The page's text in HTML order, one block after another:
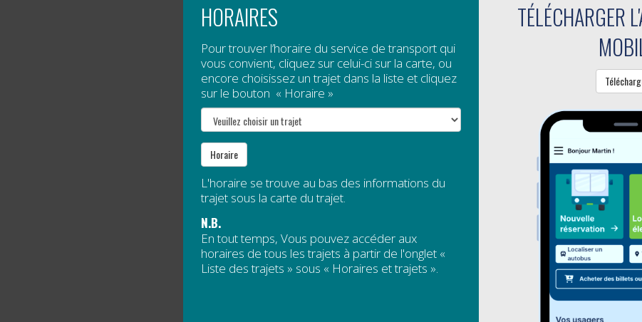
Publié le
Lundi22 mai2017 serafériéà l'occasion de la Journée nationale
Compte tenu qu'il s'agit d'un jour férié, les services de transport
Lire la suite
MODIFICATION DES HORAIRES TOUCHÉS PAR
Publié le9 mai 2017
les heures de passage du
trajet 44qui
HORAIRES
Pour trouver l’horaire du service de transport qui
vous convient, cliquez sur celui-ci sur la carte, ou
encore choisissez un trajet dans la liste et cliquez
sur le bouton « Horaire »
Horaire
L'horaire se trouve au bas des informations du
trajet sous la carte du trajet.
N.B.
En tout temps, Vous pouvez accéder aux
horaires de tous les trajets à partir de l'onglet «
Liste des trajets » sous « Horaires et trajets ».
TÉLÉCHARGER